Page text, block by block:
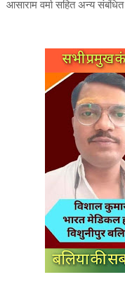
आसाराम वर्मा सहित अन्य